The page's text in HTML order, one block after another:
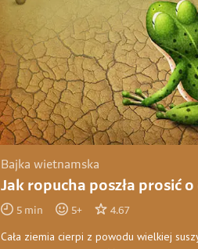
Bajka wietnamska
Jak ropucha poszła prosić o
5 min 5+ 4.67
Cała ziemia cierpi z powodu wielkiej